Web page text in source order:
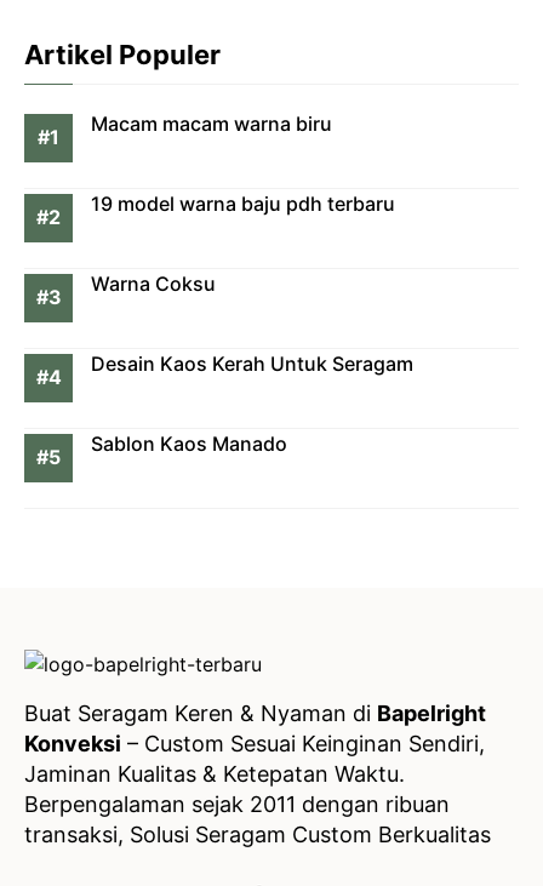
Artikel Populer
Macam macam warna biru
19 model warna baju pdh terbaru
Warna Coksu
Desain Kaos Kerah Untuk Seragam
Sablon Kaos Manado
Buat Seragam Keren & Nyaman di Bapelright
Konveksi – Custom Sesuai Keinginan Sendiri,
Jaminan Kualitas & Ketepatan Waktu.
Berpengalaman sejak 2011 dengan ribuan
transaksi, Solusi Seragam Custom Berkualitas